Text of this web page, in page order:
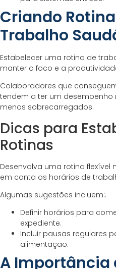
Criando
Trabalho
Estabelecer uma rotina de
manter o foco e a
Colaboradores que
tendem a ter um desempenho
menos sobrecarregados.
Dicas para
Rotinas
Desenvolva uma rotina flexível
em conta os horários de
Algumas sugestões incluem:.
Definir horários para
expediente.
Incluir pausas regulares
alimentação.
A Importância